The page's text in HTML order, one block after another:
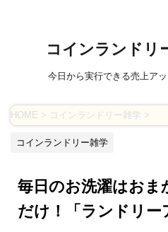
コインランドリ
今日から実行できる売上ア
HOME > コインランドリー雑学 >
コインランドリー雑学
毎日のお洗濯はおま
だけ！「ランドリー